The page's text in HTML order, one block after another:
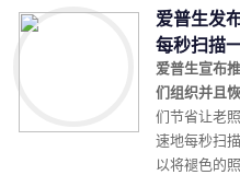
爱普生发
每秒扫描
爱普生宣布
们组织并且
们节省让老
速地每秒扫
以将褪色的